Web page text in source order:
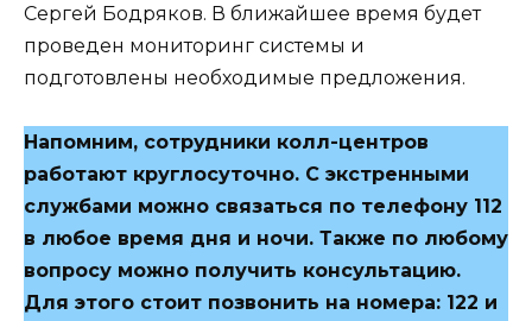
Сергей Бодряков. В ближайшее время будет
проведен мониторинг системы и
подготовлены необходимые предложения.
Напомним, сотрудники колл-центров
работают круглосуточно. С экстренными
службами можно связаться по телефону 112
в любое время дня и ночи. Также по любому
вопросу можно получить консультацию.
Для этого стоит позвонить на номера: 122 и